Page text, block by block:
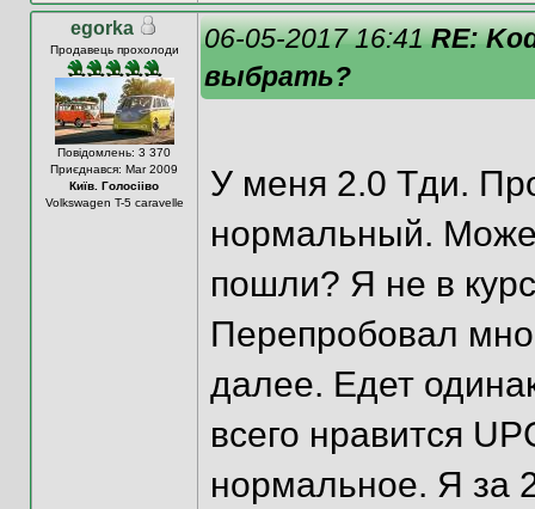
egorka
Продавець прохолоди
Повідомлень: 3 370
Приєднався: Mar 2009
Київ. Голосііво
Volkswagen T-5 caravelle
06-05-2017 16:41RE:
выбрать?
У меня 2.0 Тди.
нормальный.
пошли? Я не в
Перепробовал
далее. Едет
всего нравится
нормальное. Я за